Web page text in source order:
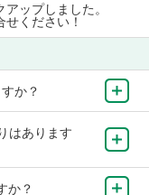
ップしました。
ください！
か？
はあります
か？